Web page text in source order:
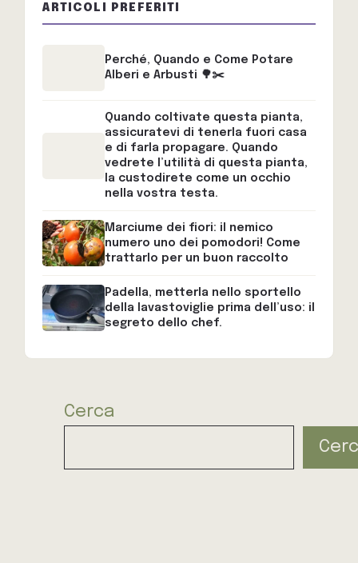
ARTICOLI PREFERITI
Perché, Quando e Come Potare
Alberi e Arbusti 🌳✂️
Quando coltivate questa pianta,
assicuratevi di tenerla fuori casa
e di farla propagare. Quando
vedrete l’utilità di questa pianta,
la custodirete come un occhio
nella vostra testa.
Marciume dei fiori: il nemico
numero uno dei pomodori! Come
trattarlo per un buon raccolto
Padella, metterla nello sportello
della lavastoviglie prima dell’uso: il
segreto dello chef.
Cerca